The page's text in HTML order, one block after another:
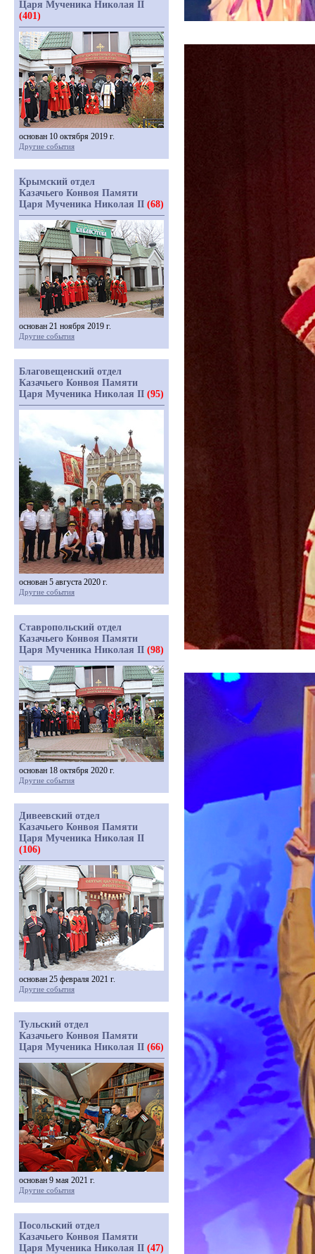
Царя Мученика Николая II
(401)
основан 10 октября 2019 г.
Другие события
Крымский отдел
Казачьего Конвоя Памяти
Царя Мученика Николая II (68)
основан 21 ноября 2019 г.
Другие события
Благовещенский отдел
Казачьего Конвоя Памяти
Царя Мученика Николая II (95)
основан 5 августа 2020 г.
Другие события
Ставропольский отдел
Казачьего Конвоя Памяти
Царя Мученика Николая II (98)
основан 18 октября 2020 г.
Другие события
Дивеевский отдел
Казачьего Конвоя Памяти
Царя Мученика Николая II
(106)
основан 25 февраля 2021 г.
Другие события
Тульский отдел
Казачьего Конвоя Памяти
Царя Мученика Николая II (66)
основан 9 мая 2021 г.
Другие события
Посольский отдел
Казачьего Конвоя Памяти
Царя Мученика Николая II (47)